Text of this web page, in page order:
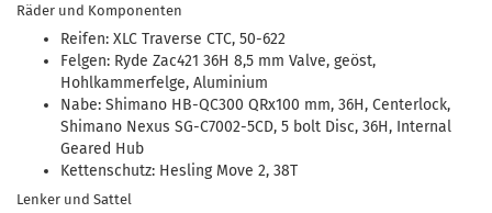
Räder und Komponenten
Reifen: XLC Traverse CTC, 50-622
Felgen: Ryde Zac421 36H 8,5 mm Valve, geöst,
Hohlkammerfelge, Aluminium
Nabe: Shimano HB-QC300 QRx100 mm, 36H, Centerlock,
Shimano Nexus SG-C7002-5CD, 5 bolt Disc, 36H, Internal
Geared Hub
Kettenschutz: Hesling Move 2, 38T
Lenker und Sattel